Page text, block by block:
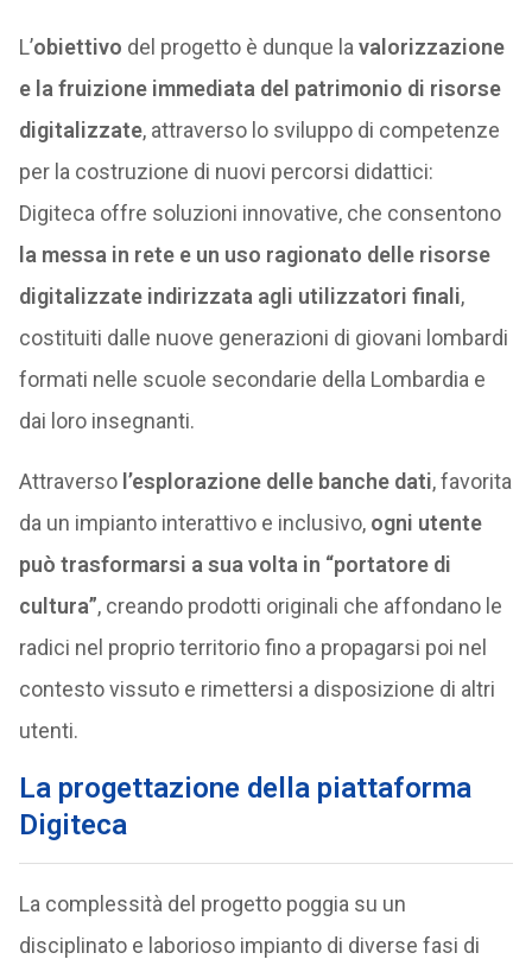
L’obiettivo del progetto è dunque la valorizzazione
e la fruizione immediata del patrimonio di risorse
digitalizzate, attraverso lo sviluppo di competenze
per la costruzione di nuovi percorsi didattici:
Digiteca offre soluzioni innovative, che consentono
la messa in rete e un uso ragionato delle risorse
digitalizzate indirizzata agli utilizzatori finali,
costituiti dalle nuove generazioni di giovani lombardi
formati nelle scuole secondarie della Lombardia e
dai loro insegnanti.
Attraverso l’esplorazione delle banche dati, favorita
da un impianto interattivo e inclusivo, ogni utente
può trasformarsi a sua volta in “portatore di
cultura”, creando prodotti originali che affondano le
radici nel proprio territorio fino a propagarsi poi nel
contesto vissuto e rimettersi a disposizione di altri
utenti.
La progettazione della piattaforma
Digiteca
La complessità del progetto poggia su un
disciplinato e laborioso impianto di diverse fasi di